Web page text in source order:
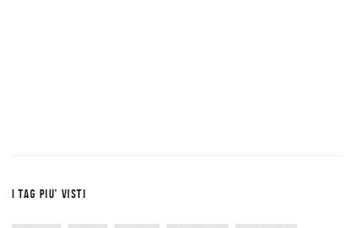
I TAG PIU’ VISTI